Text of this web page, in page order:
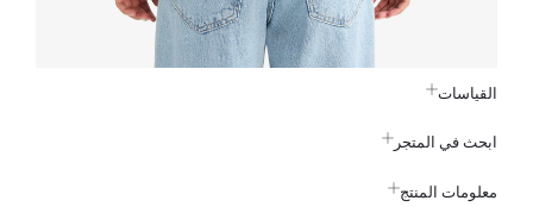
القياسات
ابحث في المتجر
معلومات المنتج